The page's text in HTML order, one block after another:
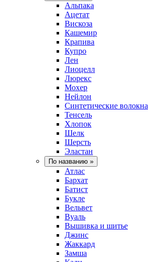
Альпака
Ацетат
Вискоза
Кашемир
Крапива
Купро
Лен
Лиоцелл
Люрекс
Мохер
Нейлон
Синтетические волокна
Тенсель
Хлопок
Шелк
Шерсть
Эластан
По названию »
Атлас
Бархат
Батист
Букле
Вельвет
Вуаль
Вышивка и шитье
Джинс
Жаккард
Замша